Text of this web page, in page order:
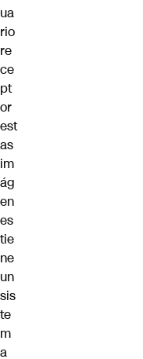
ua
rio
re
ce
pt
or
est
as
im
ág
en
es
tie
ne
un
sis
te
m
a